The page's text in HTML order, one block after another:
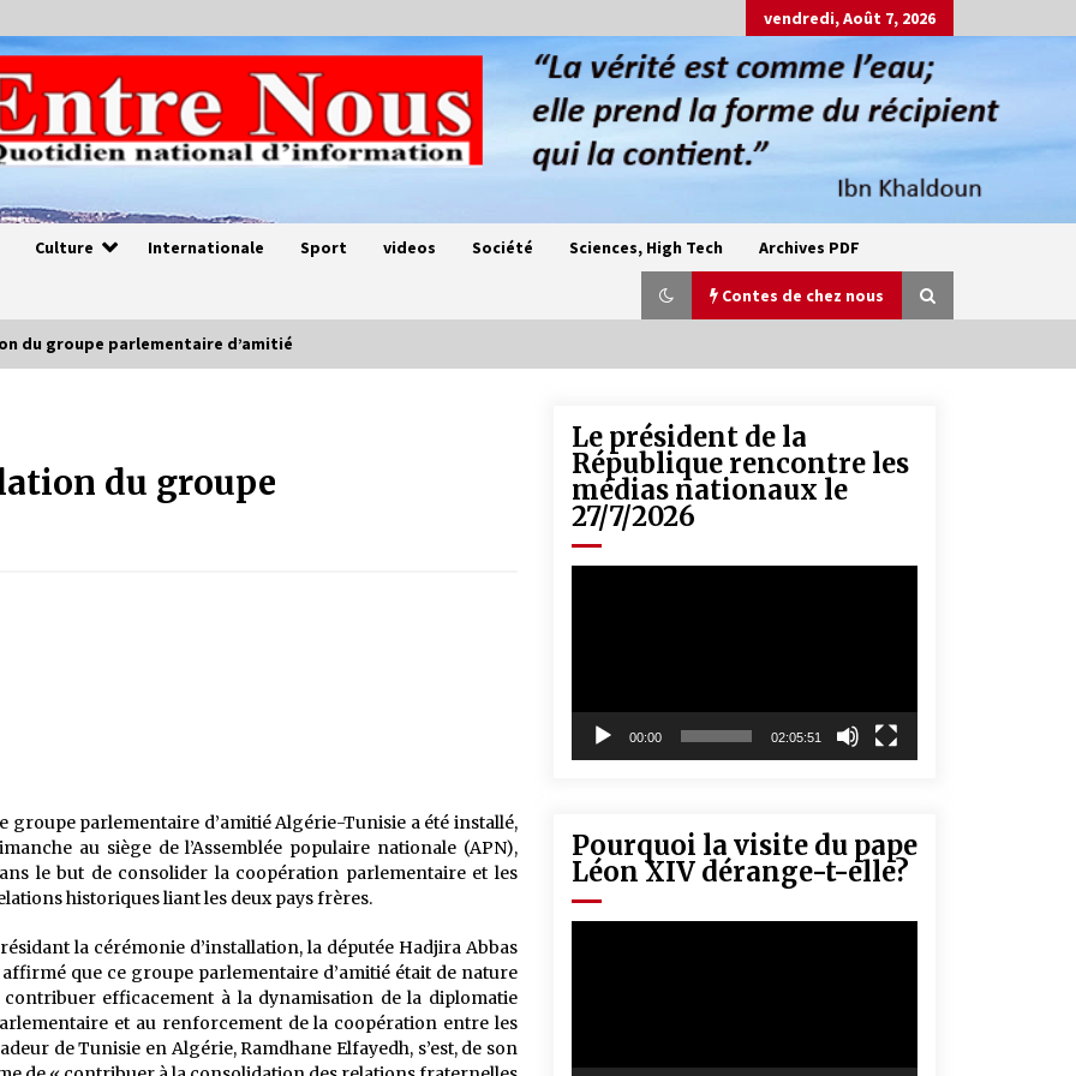
vendredi, Août 7, 2026
Culture Internationale Sport videos Société Sciences, High Tech Archives PDF
Contes de chez nous
Oum el Gaïla / L’ogresse du M’zab
4 ans ago
5 ans ago
du groupe parlementaire d’amitié
du groupe
groupe parlementaire d’amitié Algérie-Tunisie a été installé,
au siège de l’Assemblée populaire nationale (APN),
le but de consolider la coopération parlementaire et les
historiques liant les deux pays frères.
la cérémonie d’installation, la députée Hadjira Abbas
affirmé que ce groupe parlementaire d’amitié était de nature
contribuer efficacement à la dynamisation de la diplomatie
et au renforcement de la coopération entre les
de Tunisie en Algérie, Ramdhane Elfayedh, s’est, de son
Le président de la
République rencontre les
médias nationaux le
27/7/2026
00:00 02:05:51
Pourquoi la visite du pape
Léon XIV dérange-t-elle?